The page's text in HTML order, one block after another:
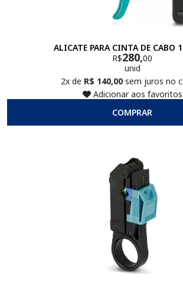
ALICATE PARA CINTA DE CABO
R$280,00
unid
2x de R$ 140,00 sem juros no
Adicionar aos favoritos
COMPRAR